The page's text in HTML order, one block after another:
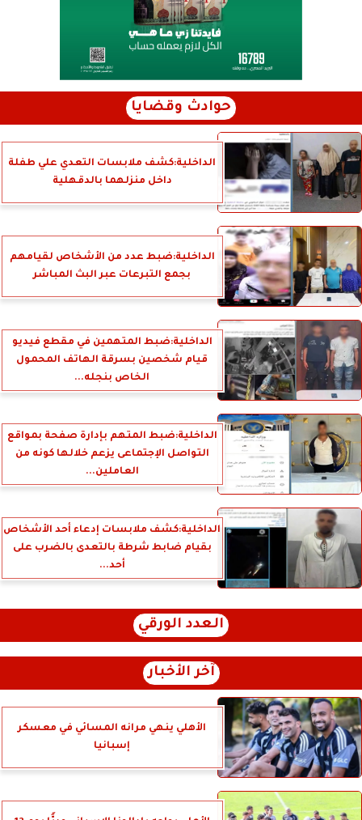
حوادث وقضايا
الداخلية:كشف ملابسات التعدي علي طفلة
داخل منزلهما بالدقهلية
الداخلية:ضبط عدد من الأشخاص لقيامهم
بجمع التبرعات عبر البث المباشر
الداخلية:ضبط المتهمين في مقطع فيديو
قيام شخصين بسرقة الهاتف المحمول
الخاص بنجله...
الداخلية:ضبط المتهم بإدارة صفحة بمواقع
التواصل الإجتماعى يزعم خلالها كونه من
العاملين...
الداخلية:كشف ملابسات إدعاء أحد الأشخاص
بقيام ضابط شرطة بالتعدى بالضرب على
أحد...
العدد الورقي
آخر الأخبار
الأهلي ينهي مرانه المسائي في معسكر
إسبانيا